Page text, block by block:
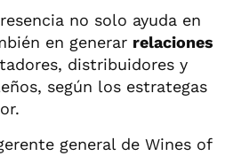
no solo ayuda en
en generar relaciones
distribuidores y
según los estrategas
general de Wines of